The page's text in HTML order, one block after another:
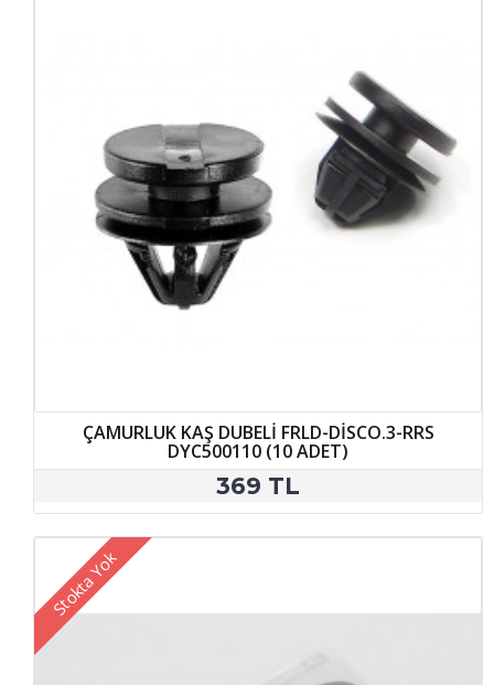
ÇAMURLUK KAŞ DUBELİ FRLD-DİSCO.3-RRS
DYC500110 (10 ADET)
369 TL
Stokta Yok